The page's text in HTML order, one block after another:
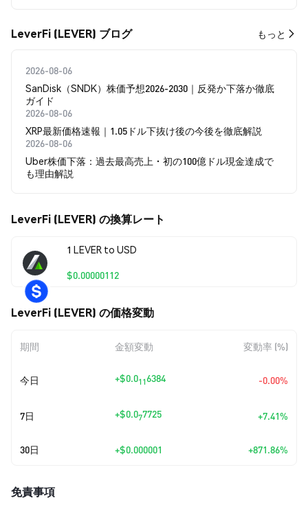
LeverFi (LEVER) ブログ もっと
2026-08-06
SanDisk（SNDK）株価予想2026-2030｜反発か下落か徹底
ガイド
2026-08-06
XRP最新価格速報｜1.05ドル下抜け後の今後を徹底解説
2026-08-06
Uber株価下落：過去最高売上・初の100億ドル現金達成で
も理由解説
LeverFi (LEVER) の換算レート
1 LEVER to USD
$0.00000112
LeverFi (LEVER) の価格変動
期間 金額変動 変動率 (%)
今日 +$0.0116384 -0.00%
7日 +$0.077725 +7.41%
30日 +$0.000001 +871.86%
免責事項